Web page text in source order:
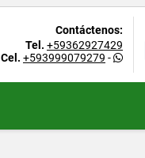
Contáctenos:
Tel. +59362927429
Cel. +593999079279 -